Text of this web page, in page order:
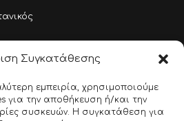
Συγκατάθεσης
εμπειρία, χρησιμοποιούμε
για την αποθήκευση ή/και την
συσκευών. Η συγκατάθεση για